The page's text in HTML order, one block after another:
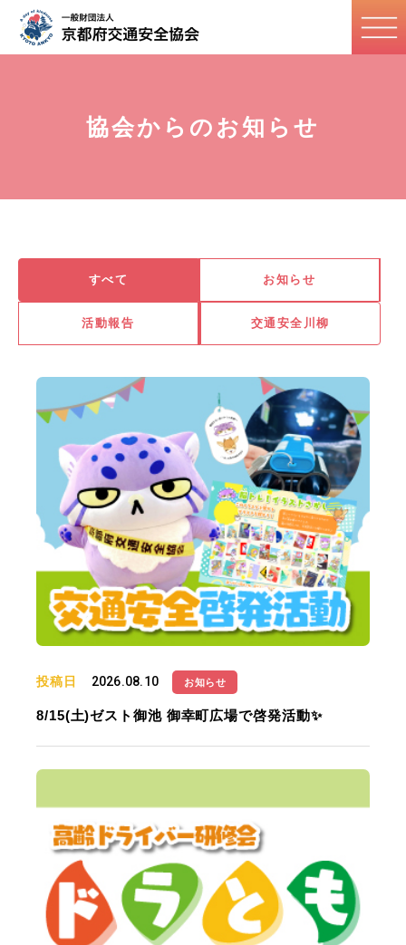
協会からのお知らせ
すべて お知らせ
活動報告 交通安全川柳
投稿日 2026.08.10 お知らせ
8/15(土)ゼスト御池 御幸町広場で啓発活動✨